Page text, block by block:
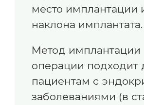
место имплантации
наклона имплантата.
Метод имплантации
операции подходит
пациентам с
заболеваниями (в